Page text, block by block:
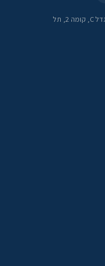
רחוב ראול ולנברג 18, מתחם CU, מגדל C, קומה 2, תל